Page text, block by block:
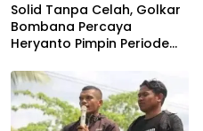
Solid Tanpa Celah, Golkar
Bombana Percaya
Heryanto Pimpin Periode